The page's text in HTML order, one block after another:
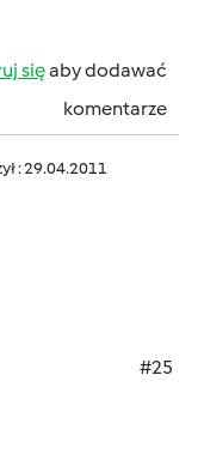
sięaby dodawać
komentarze
: 29.04.2011
#25